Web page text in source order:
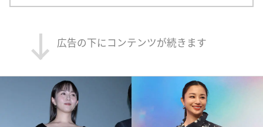
広告の下にコンテンツが続きます